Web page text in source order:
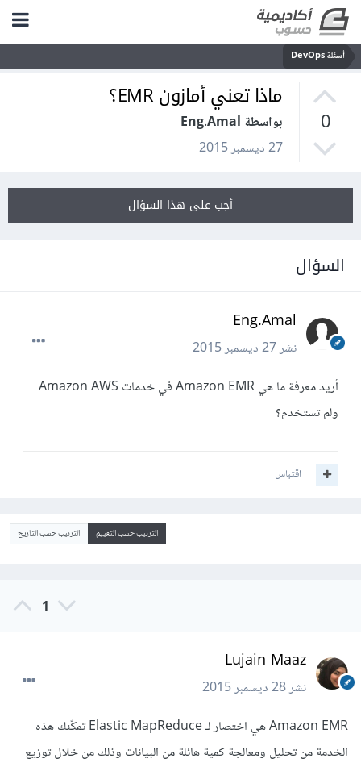
أسئلة DevOps
0
ماذا تعني أمازون EMR؟
بواسطة Eng.Amal
27 ديسمبر 2015
أجب على هذا السؤال
السؤال
Eng.Amal
نشر27 ديسمبر 2015
أريد معرفة ما هي Amazon EMR في خدمات Amazon AWS
ولم تستخدم؟
اقتباس
الترتيب حسب التقييم الترتيب حسب التاريخ
1
Lujain Maaz
نشر28 ديسمبر 2015
Amazon EMR هي اختصار لـ Elastic MapReduce تمكّنك هذه
الخدمة من تحليل ومعالجة كمية هائلة من البيانات وذلك من خلال توزيع